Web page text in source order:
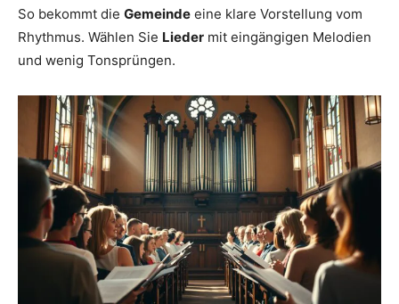
So bekommt die Gemeinde eine klare Vorstellung vom
Rhythmus. Wählen Sie Lieder mit eingängigen Melodien
und wenig Tonsprüngen.